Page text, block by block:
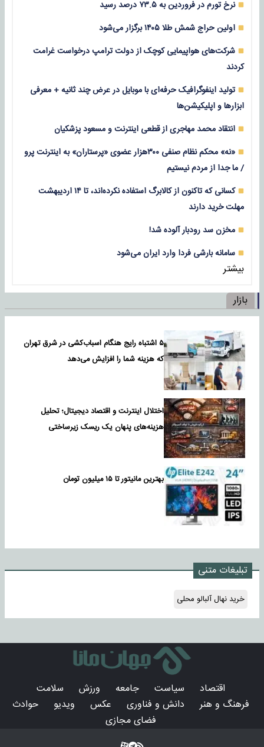
نرخ تورم در فروردین به ۷۳.۵ درصد رسید
اولین حراج شمش طلا ۱۴۰۵ برگزار می‌شود
شرکت‌های هواپیمایی کوچک از دولت ترامپ درخواست غرامت
کردند
تولید اینفوگرافیک حرفه‌ای با موبایل در عرض چند ثانیه + معرفی
ابزارها و اپلیکیشن‌ها
انتقاد محمد مهاجری از قطعی اینترنت و مسعود پزشکیان
«نه» محکم نظام صنفی ۳۰۰هزار عضوی «پرستاران» به اینترنت پرو
/ ما جدا از مردم نیستیم
کسانی که تاکنون از کالابرگ استفاده نکرده‌اند، تا ۱۴ اردیبهشت
مهلت خرید دارند
مخزن سد رودبار آلوده شد!
سامانه بارشی فردا وارد ایران می‌شود
بیشتر
بازار
۵ اشتباه رایج هنگام اسباب‌کشی در شرق تهران
که هزینه شما را افزایش می‌دهد
اختلال اینترنت و اقتصاد دیجیتال؛ تحلیل
هزینه‌های پنهان یک ریسک زیرساختی
بهترین مانیتور تا ۱۵ میلیون تومان
تبلیغات متنی
خرید نهال آلبالو محلی
اقتصاد سیاست جامعه ورزش
سلامت
فرهنگ و هنر
دانش و فناوری عکس ویدیو
حوادث
فضای مجازی